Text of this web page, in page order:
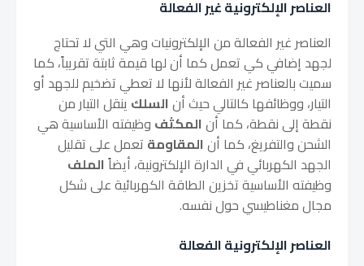
العناصر الإلكترونية غير الفعالة
العناصر غير الفعالة من الإلكترونيات وهي التي لا تحتاج
لجهد إضافي كي تعمل كما أن لها قيمة ثابتة تقريباً، كما
سميت بالعناصر غير الفعالة لأنها لا تعطي تضخيم للجهد أو
التيار، ووظائفها كالتالي حيث أن السلك ينقل التيار من
نقطة إلى نقطة، كما أن المكثف وظيفته الأساسية هي
الشحن والتفريغ، كما أن المقاومة تعمل على تقليل
الجهد الكهربائي في الدارة الإلكترونية، أيضاً الملف
وظيفته الأساسية تخزين الطاقة الكهربائية على شكل
مجال مغناطيسي حول نفسه.
العناصر الإلكترونية الفعالة